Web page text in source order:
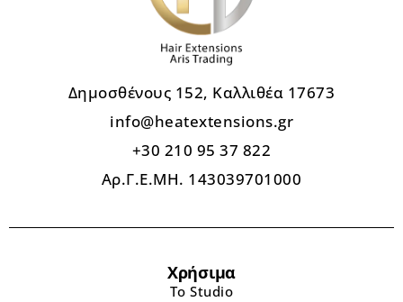
Δημοσθένους 152, Καλλιθέα 17673
info@heatextensions.gr
+30 210 95 37 822
Αρ.Γ.Ε.ΜΗ. 143039701000
Χρήσιμα
Το Studio